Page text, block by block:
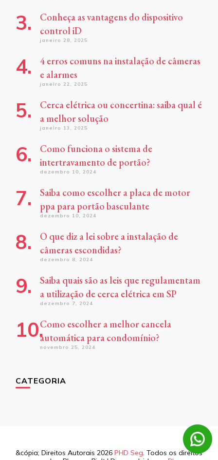
Conheça as vantagens do dispositivo
control iD
janeiro 28, 2025
4 erros comuns na instalação de câmeras
e alarmes
janeiro 22, 2025
Cerca elétrica ou concertina: saiba qual é
a melhor solução
janeiro 13, 2025
Como funciona o sistema de
intertravamento de portão?
dezembro 10, 2024
Saiba como escolher a placa de motor
ppa para portão basculante
dezembro 10, 2024
O que diz a lei sobre a instalação de
câmeras escondidas?
dezembro 8, 2024
Saiba quais são as leis que regulamentam
a utilização de cerca elétrica em SP
dezembro 7, 2024
Como escolher a melhor cancela
automática para condomínio?
novembro 25, 2024
CATEGORIA
&cópia; Direitos Autorais 2026 PHD Seg. Todos os direitos